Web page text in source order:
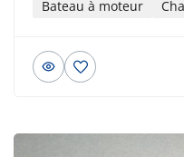
Bateau à moteur